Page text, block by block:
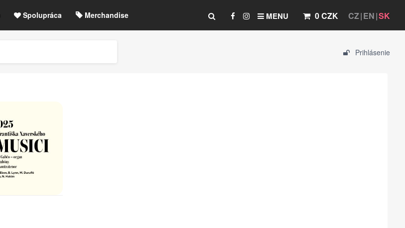
CZ EN SK
0 CZK
MENU
Spolupráca Merchandise
Prihlásenie